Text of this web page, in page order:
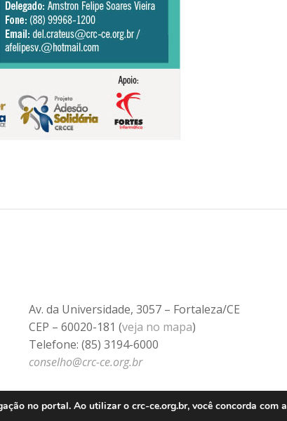
Av. da Universidade, 3057 – Fortaleza/CE
CEP – 60020-181 (veja no mapa)
Telefone: (85) 3194-6000
conselho@crc-ce.org.br
no portal. Ao utilizar o crc-ce.org.br, você concorda com a